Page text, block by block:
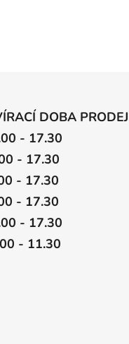
DOBA
- 17.30
- 17.30
- 17.30
- 17.30
- 17.30
- 11.30